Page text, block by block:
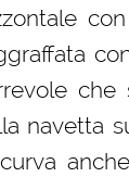
che
navetta